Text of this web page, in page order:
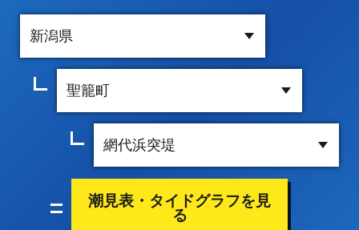
潮見表・タイドグラフを見
る